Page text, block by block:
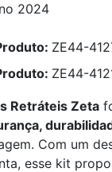
2024
ZE44-
ZE44-
Retráteis Zeta
Com um
esse kit